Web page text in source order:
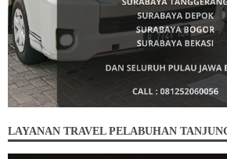
LAYANAN TRAVEL PELABUHAN